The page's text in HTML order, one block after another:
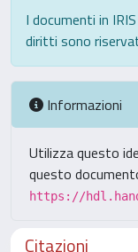
I documenti in
diritti sono
Informazioni
Utilizza questo
questo
https://
Citazioni